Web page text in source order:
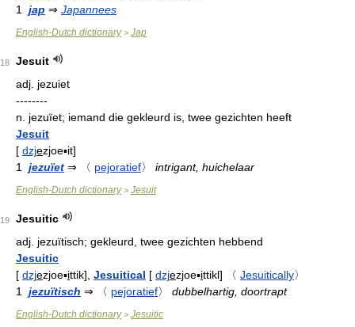
1
jap ⇒ Japannees
English-Dutch dictionary> Jap
18
Jesuit
adj. jezuiet
--------
n.
jezuïet; iemand die gekleurd is, twee gezichten heeft
Jesuit
[ dzjezjoe▪it]
1
jezuïet ⇒ 〈 pejoratief〉 intrigant, huichelaar
English-Dutch dictionary> Jesuit
19
Jesuitic
adj. jezuïtisch; gekleurd, twee gezichten hebbend
Jesuitic
[ dzjezjoe▪ittik], Jesuitical [ dzjezjoe▪ittikl] 〈 Jesuitically〉
1
jezuïtisch ⇒ 〈 pejoratief〉 dubbelhartig, doortrapt
English-Dutch dictionary> Jesuitic